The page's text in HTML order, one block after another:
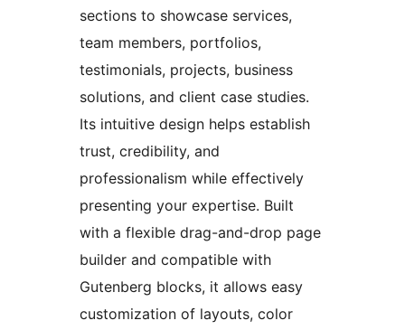
sections to showcase services,
team members, portfolios,
testimonials, projects, business
solutions, and client case studies.
Its intuitive design helps establish
trust, credibility, and
professionalism while effectively
presenting your expertise. Built
with a flexible drag-and-drop page
builder and compatible with
Gutenberg blocks, it allows easy
customization of layouts, color